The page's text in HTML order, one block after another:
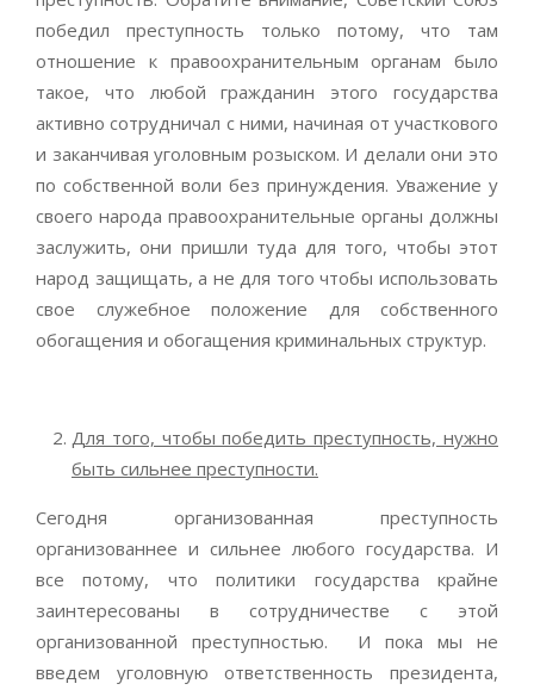
победил преступность только потому, что там
отношение к правоохранительным органам было
такое, что любой гражданин этого государства
активно сотрудничал с ними, начиная от участкового
и заканчивая уголовным розыском. И делали они это
по собственной воли без принуждения. Уважение у
своего народа правоохранительные органы должны
заслужить, они пришли туда для того, чтобы этот
народ защищать, а не для того чтобы использовать
свое служебное положение для собственного
обогащения и обогащения криминальных структур.
Для того, чтобы победить преступность, нужно
быть сильнее преступности.
Сегодня организованная преступность
организованнее и сильнее любого государства. И
все потому, что политики государства крайне
заинтересованы в сотрудничестве с этой
организованной преступностью. И пока мы не
введем уголовную ответственность президента,